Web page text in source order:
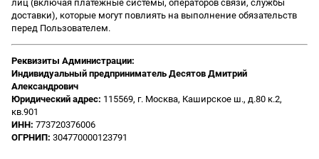
лиц (включая платежные системы, операторов связи, службы
доставки), которые могут повлиять на выполнение обязательств
перед Пользователем.
Реквизиты Администрации:
Индивидуальный предприниматель Десятов Дмитрий
Александрович
Юридический адрес: 115569, г. Москва, Каширское ш., д.80 к.2,
кв.901
ИНН: 773720376006
ОГРНИП: 304770000123791